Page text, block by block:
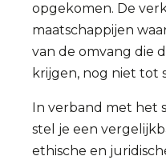
opgekomen. De
maatschappijen
van de omvang die
krijgen, nog niet tot
In verband met het
stel je een
ethische en